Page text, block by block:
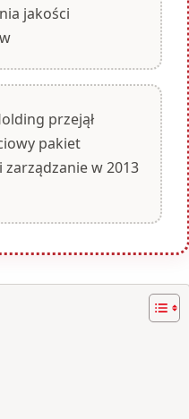
jakości
przejął
pakiet
zarządzanie w 2013